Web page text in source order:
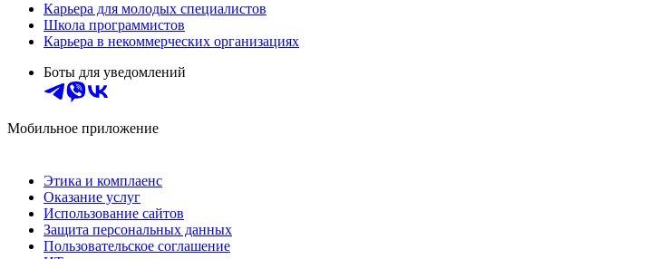
Карьера для молодых специалистов
Школа программистов
Карьера в некоммерческих организациях
Боты для уведомлений
Мобильное приложение
Этика и комплаенс
Оказание услуг
Использование сайтов
Защита персональных данных
Пользовательское соглашение